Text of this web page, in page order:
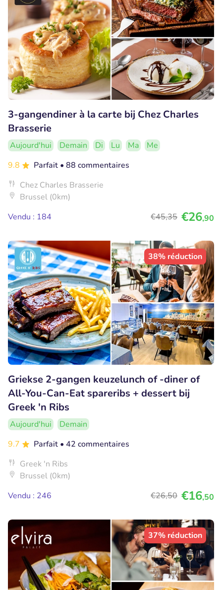
3-gangendiner à la carte bij Chez Charles
Brasserie
Aujourd'hui Demain Di Lu Ma
Me
9.8
Parfait • 88 commentaires
Chez Charles Brasserie
Brussel (0km)
Vendu : 184
€45,35 €26,90
38% réduction
Griekse 2-gangen keuzelunch of -diner of
All-You-Can-Eat spareribs + dessert bij
Greek 'n Ribs
Aujourd'hui
Demain
9.7
Parfait • 42 commentaires
Greek 'n Ribs
Brussel (0km)
Vendu : 246
€26,50 €16,50
37% réduction